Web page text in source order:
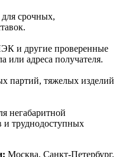
срочных,
и другие проверенные
или адреса получателя.
партий, тяжелых изделий
негабаритной
и труднодоступных
Москва, Санкт-Петербург,